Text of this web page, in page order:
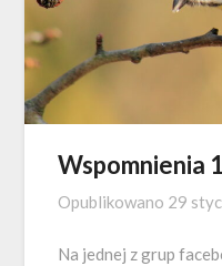
Wspomnienia
Opublikowano 29
Na jednej z grup